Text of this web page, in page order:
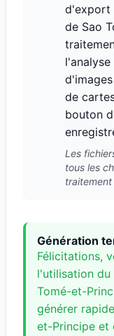
d'export
de Sao
de
bouton
Les
tous les
traitement
Génération
Félicitations,
l'utilisation du
Tomé-et-
générer
et-Principe et